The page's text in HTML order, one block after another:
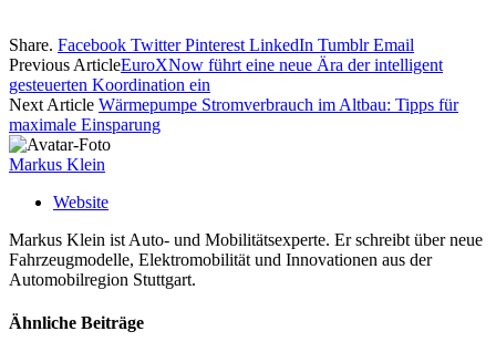
Share. Facebook Twitter Pinterest LinkedIn Tumblr Email
Previous ArticleEuroXNow führt eine neue Ära der intelligent
gesteuerten Koordination ein
Next Article Wärmepumpe Stromverbrauch im Altbau: Tipps für
maximale Einsparung
Markus Klein
Website
Markus Klein ist Auto- und Mobilitätsexperte. Er schreibt über neue
Fahrzeugmodelle, Elektromobilität und Innovationen aus der
Automobilregion Stuttgart.
Ähnliche Beiträge